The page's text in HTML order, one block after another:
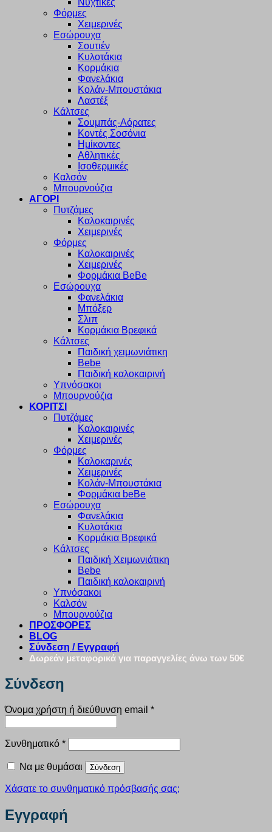
Νυχτικές
Φόρμες
Χειμερινές
Εσώρουχα
Σουτιέν
Κυλοτάκια
Κορμάκια
Φανελάκια
Κολάν-Μπουστάκια
Λαστέξ
Κάλτσες
Σουμπάς-Αόρατες
Κοντές Σοσόνια
Ημίκοντες
Αθλητικές
Ισοθερμικές
Καλσόν
Μπουρνούζια
ΑΓΟΡΙ
Πυτζάμες
Καλοκαιρινές
Χειμερινές
Φόρμες
Καλοκαιρινές
Χειμερινές
Φορμάκια BeBe
Εσώρουχα
Φανελάκια
Μπόξερ
Σλιπ
Κορμάκια Βρεφικά
Κάλτσες
Παιδική χειμωνιάτικη
Bebe
Παιδική καλοκαιρινή
Υπνόσακοι
Μπουρνούζια
ΚΟΡΙΤΣΙ
Πυτζάμες
Καλοκαιρινές
Χειμερινές
Φόρμες
Καλοκαρινές
Χειμερινές
Κολάν-Μπουστάκια
Φορμάκια beBe
Εσώρουχα
Φανελάκια
Κυλοτάκια
Κορμάκια Βρεφικά
Κάλτσες
Παιδική Χειμωνιάτικη
Bebe
Παιδική καλοκαιρινή
Υπνόσακοι
Καλσόν
Μπουρνούζια
ΠΡΟΣΦΟΡΕΣ
BLOG
Σύνδεση / Εγγραφή
Δωρεάν μεταφορικά για παραγγελίες άνω των 50€
Σύνδεση
Όνομα χρήστη ή διεύθυνση email *Απαιτείται
Συνθηματικό *Απαιτείται
Να με θυμάσαι Σύνδεση
Χάσατε το συνθηματικό πρόσβασής σας;
Εγγραφή